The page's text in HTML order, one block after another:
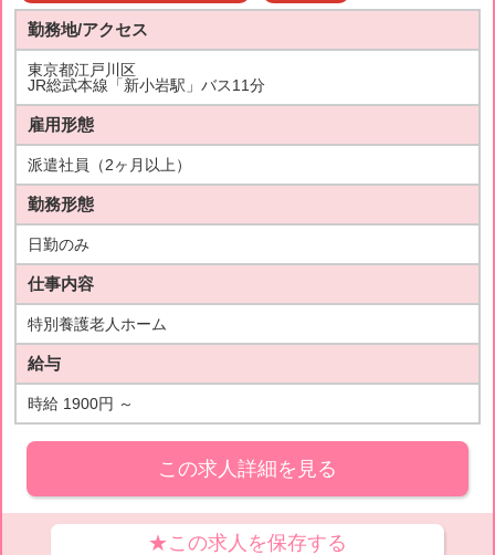
勤務地/アクセス
東京都江戸川区
JR総武本線「新小岩駅」バス11分
雇用形態
派遣社員（2ヶ月以上）
勤務形態
日勤のみ
仕事内容
特別養護老人ホーム
給与
時給 1900円 ～
この求人詳細を見る
★この求人を保存する